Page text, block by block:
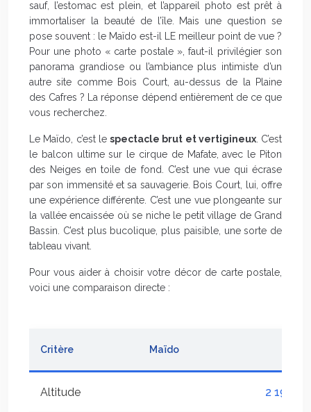
sauf, l’estomac est plein, et l’appareil photo est prêt à
immortaliser la beauté de l’île. Mais une question se
pose souvent : le Maïdo est-il LE meilleur point de vue ?
Pour une photo « carte postale », faut-il privilégier son
panorama grandiose ou l’ambiance plus intimiste d’un
autre site comme Bois Court, au-dessus de la Plaine
des Cafres ? La réponse dépend entièrement de ce que
vous recherchez.
Le Maïdo, c’est le spectacle brut et vertigineux. C’est
le balcon ultime sur le cirque de Mafate, avec le Piton
des Neiges en toile de fond. C’est une vue qui écrase
par son immensité et sa sauvagerie. Bois Court, lui, offre
une expérience différente. C’est une vue plongeante sur
la vallée encaissée où se niche le petit village de Grand
Bassin. C’est plus bucolique, plus paisible, une sorte de
tableau vivant.
Pour vous aider à choisir votre décor de carte postale,
voici une comparaison directe :
Critère Maïdo
Altitude 2 190